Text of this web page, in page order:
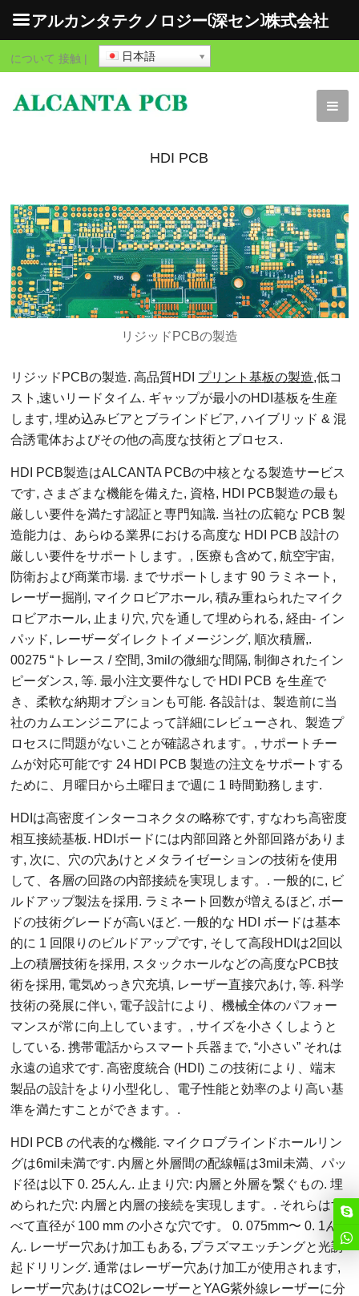
について 接触 | 日本語
HDI PCB
リジッドPCBの製造
リジッドPCBの製造. 高品質HDI プリント基板の製造,低コ
スト,速いリードタイム. ギャップが最小のHDI基板を生産
します, 埋め込みビアとブラインドビア, ハイブリッド & 混
合誘電体およびその他の高度な技術とプロセス.
HDI PCB製造はALCANTA PCBの中核となる製造サービス
です, さまざまな機能を備えた, 資格, HDI PCB製造の最も
厳しい要件を満たす認証と専門知識. 当社の広範な PCB 製
造能力は、あらゆる業界における高度な HDI PCB 設計の
厳しい要件をサポートします。, 医療も含めて, 航空宇宙,
防衛および商業市場. までサポートします 90 ラミネート,
レーザー掘削, マイクロビアホール, 積み重ねられたマイク
ロビアホール, 止まり穴, 穴を通して埋められる, 経由- イン
パッド, レーザーダイレクトイメージング, 順次積層,.
00275 “トレース / 空間, 3milの微細な間隔, 制御されたイン
ピーダンス, 等. 最小注文要件なしで HDI PCB を生産で
き、柔軟な納期オプションも可能. 各設計は、製造前に当
社のカムエンジニアによって詳細にレビューされ、製造プ
ロセスに問題がないことが確認されます。, サポートチー
ムが対応可能です 24 HDI PCB 製造の注文をサポートする
ために、月曜日から土曜日まで週に 1 時間勤務します.
HDIは高密度インターコネクタの略称です, すなわち高密度
相互接続基板. HDIボードには内部回路と外部回路がありま
す, 次に、穴の穴あけとメタライゼーションの技術を使用
して、各層の回路の内部接続を実現します。. 一般的に, ビ
ルドアップ製法を採用. ラミネート回数が増えるほど, ボー
ドの技術グレードが高いほど. 一般的な HDI ボードは基本
的に 1 回限りのビルドアップです, そして高段HDIは2回以
上の積層技術を採用, スタックホールなどの高度なPCB技
術を採用, 電気めっき穴充填, レーザー直接穴あけ, 等. 科学
技術の発展に伴い, 電子設計により、機械全体のパフォー
マンスが常に向上しています。, サイズを小さくしようと
している. 携帯電話からスマート兵器まで, “小さい” それは
永遠の追求です. 高密度統合 (HDI) この技術により、端末
製品の設計をより小型化し、電子性能と効率のより高い基
準を満たすことができます。.
HDI PCB の代表的な機能. マイクロブラインドホールリン
グは6mil未満です. 内層と外層間の配線幅は3mil未満、パッ
ド径は以下 0. 25んん. 止まり穴: 内層と外層を繋ぐもの. 埋
められた穴: 内層と内層の接続を実現します。. それらはす
べて直径が 100 mm の小さな穴です。 0. 075mm〜 0. 1ん
ん. レーザー穴あけ加工もある, プラズマエッチングと光誘
起ドリリング. 通常はレーザー穴あけ加工が使用されます,
レーザー穴あけはCO2レーザーとYAG紫外線レーザーに分
アルカンタテクノロジー(深セン)株式会社